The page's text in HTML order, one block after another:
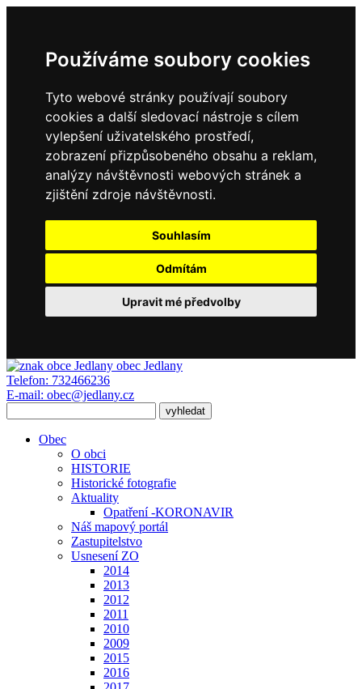
Používáme soubory cookies
Tyto webové stránky používají soubory
cookies a další sledovací nástroje s cílem
vylepšení uživatelského prostředí,
zobrazení přizpůsobeného obsahu a reklam,
analýzy návštěvnosti webových stránek a
zjištění zdroje návštěvnosti.
Souhlasím
Odmítám
Upravit mé předvolby
obec Jedlany
Telefon: 732466236
E-mail: obec@jedlany.cz
Obec
O obci
HISTORIE
Historické fotografie
Aktuality
Opatření -KORONAVIR
Náš mapový portál
Zastupitelstvo
Usnesení ZO
2014
2013
2012
2011
2010
2009
2015
2016